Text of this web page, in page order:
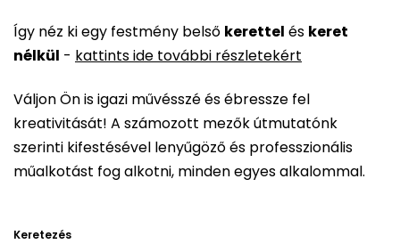
Így néz ki egy festmény belső kerettel és keret
nélkül - kattints ide további részletekért
Váljon Ön is igazi művésszé és ébressze fel
kreativitását! A számozott mezők útmutatónk
szerinti kifestésével lenyűgöző és professzionális
műalkotást fog alkotni, minden egyes alkalommal.
Keretezés
átlagos
értékelése
ből
0,0
csillag.